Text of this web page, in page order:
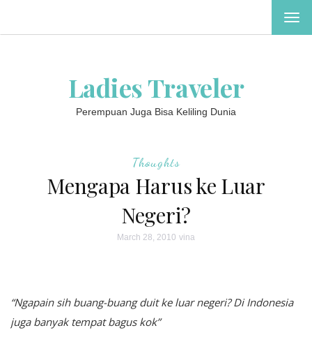
Ladies Traveler
Perempuan Juga Bisa Keliling Dunia
Thoughts
Mengapa Harus ke Luar
Negeri?
March 28, 2010 vina
“Ngapain sih buang-buang duit ke luar negeri? Di Indonesia
juga banyak tempat bagus kok”